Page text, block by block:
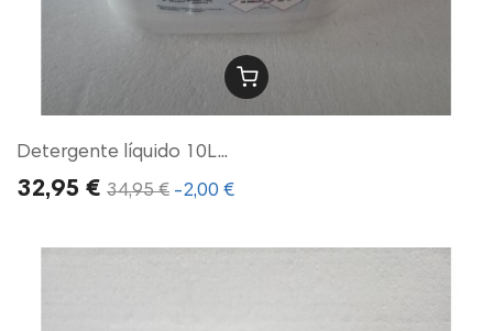
Detergente líquido 10L...
32,95 € 34,95 € -2,00 €